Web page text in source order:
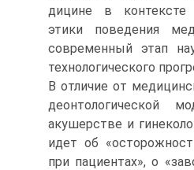
дицине в контексте
этики поведения
современный этап
технологического
В отличие от
деонтологической
акушерстве и
идет об
при пациентах», о